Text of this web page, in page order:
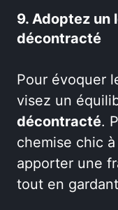
9. Adoptez un
décontracté
Pour évoquer
visez un
décontracté.
chemise chic
apporter une
tout en